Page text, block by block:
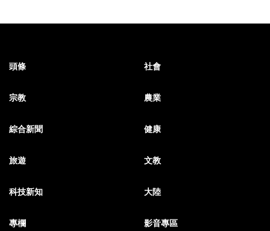
頭條 社會
宗教 農業
綜合新聞 健康
旅遊 文教
科技新知 大陸
專欄 影音專區